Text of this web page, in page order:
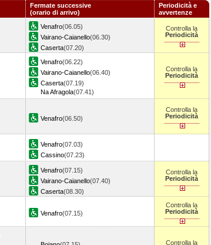
Fermate successive
(orario di arrivo)
Periodicità e
avvertenze
Venafro(06.05)
Vairano-Caianello(06.30)
Caserta(07.20)
Controlla la
Periodicità
Venafro(06.22)
Vairano-Caianello(06.40)
Caserta(07.19)
Na Afragola(07.41)
Controlla la
Periodicità
Venafro(06.50)
Controlla la
Periodicità
Venafro(07.03)
Cassino(07.23)
Venafro(07.15)
Vairano-Caianello(07.40)
Caserta(08.30)
Controlla la
Periodicità
Venafro(07.15)
Controlla la
Periodicità
Controlla la